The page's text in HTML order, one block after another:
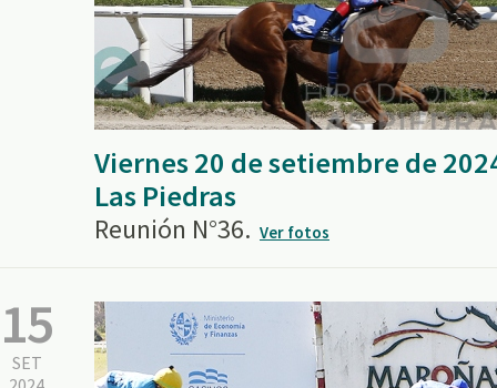
Viernes 20 de setiembre de
Las Piedras
Reunión N°36. Ver fotos
15
SET